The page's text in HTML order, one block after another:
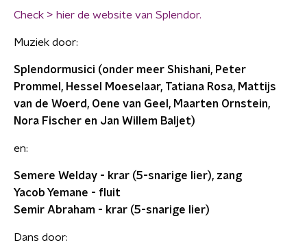
Check > hier de website van Splendor.
Muziek door:
Splendormusici (onder meer Shishani, Peter
Prommel, Hessel Moeselaar, Tatiana Rosa, Mattijs
van de Woerd, Oene van Geel, Maarten Ornstein,
Nora Fischer en Jan Willem Baljet)
en:
Semere Welday - krar (5-snarige lier), zang
Yacob Yemane - fluit
Semir Abraham - krar (5-snarige lier)
Dans door: